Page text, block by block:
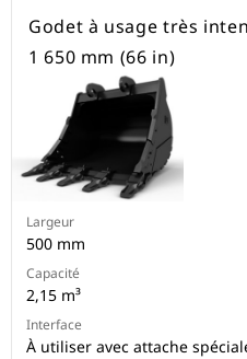
Godet à usage très
1 650 mm (66 in)
Largeur
500 mm
Capacité
2,15 m³
Interface
À utiliser avec attache